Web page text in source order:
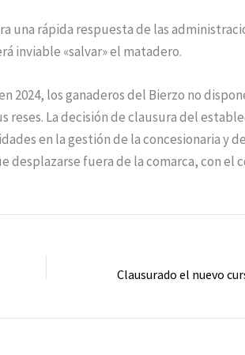
una rápida respuesta de las
inviable «salvar» el matadero.
2024, los ganaderos del Bierzo no
reses. La decisión de clausura del
en la gestión de la concesionaria y
desplazarse fuera de la comarca, con el